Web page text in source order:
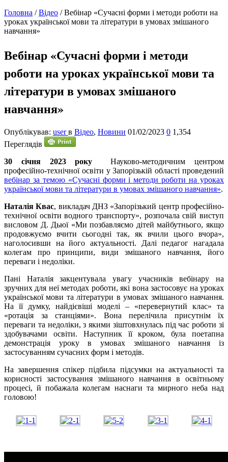
Головна /Відео /Вебінар «Сучасні форми і методи роботи на
уроках української мови та літератури в умовах змішаного
навчання»
Вебінар «Сучасні форми і методи
роботи на уроках української мови та
літератури в умовах змішаного
навчання»
Опублікував: userв Відео, Новини 01/02/2023 0 1,354
Переглядів
30 січня 2023 року Науково-методичним центром
професійно-технічної освіти у Запорізькій області проведений
вебінар за темою «Сучасні форми і методи роботи на уроках
української мови та літератури в умовах змішаного навчання».
Наталія Квас, викладач ДНЗ «Запорізький центр професійно-
технічної освіти водного транспорту», розпочала свій виступ
висловом Д. Дьюї «Ми позбавляємо дітей майбутнього, якщо
продовжуємо вчити сьогодні так, як вчили цього вчора»,
наголосивши на його актуальності. Далі педагог нагадала
колегам про принципи, види змішаного навчання, його
переваги і недоліки.
Пані Наталія закцентувала увагу учасників вебінару на
зручних для неї методах роботи, які вона застосовує на уроках
української мови та літератури в умовах змішаного навчання.
На її думку, найдієвіші моделі – «перевернутий клас» та
«ротація за станціями». Вона перелічила присутнім їх
переваги та недоліки, з якими зіштовхнулась під час роботи зі
здобувачами освіти. Наступник її кроком, була поетапна
демонстрація уроку в умовах змішаного навчання із
застосуванням сучасних форм і методів.
На завершення спікер підбила підсумки на актуальності та
корисності застосування змішаного навчання в освітньому
процесі, й побажала колегам наснаги та мирного неба над
головою!